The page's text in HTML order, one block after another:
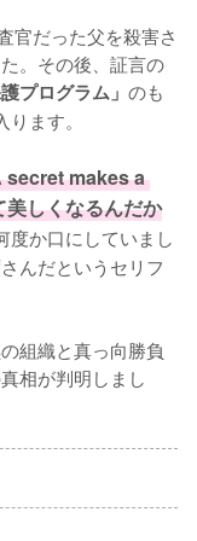
官だった父を殺害さ
。その後、証言の
プログラム」 のも
ます。
secret makes a
しくなるんだか
度か口にしていまし
んだというセリフ
組織と真っ向勝負
相が判明しまし